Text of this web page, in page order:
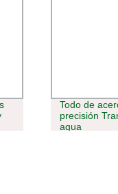
Interruptor
interruptor
interruptor